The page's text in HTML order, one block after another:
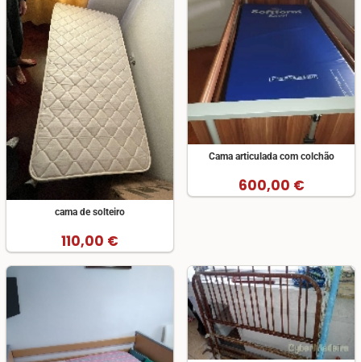
cama de solteiro
110,00 €
Cama articulada com colchão
600,00 €